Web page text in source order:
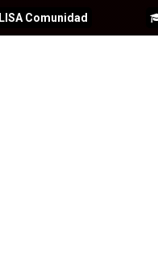
LISA Comunidad